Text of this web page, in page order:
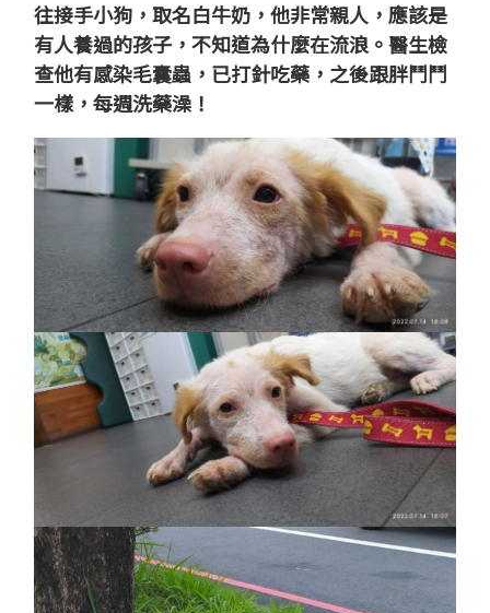
往接手小狗，取名白牛奶，他非常親人，應該是
有人養過的孩子，不知道為什麼在流浪。醫生檢
查他有感染毛囊蟲，已打針吃藥，之後跟胖鬥鬥
一樣，每週洗藥澡！